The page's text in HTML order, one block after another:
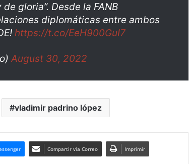
gloria”. Desde la FANB
diplomáticas entre ambos
https://t.co/EeH900GuI7
August 30, 2022
vladimir padrino lópez
Compartir via Correo Imprimir